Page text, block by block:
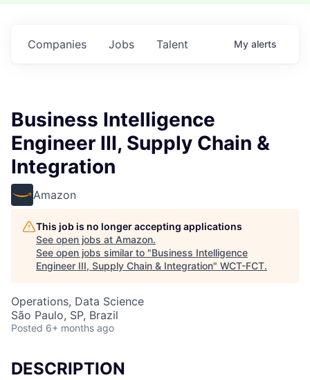
Jobs
Companies Talent My alerts
Business Intelligence
Engineer III, Supply Chain &
Integration
Amazon
This job is no longer accepting applications
See open jobs at Amazon.
See open jobs similar to "Business Intelligence
Engineer III, Supply Chain & Integration" WCT-FCT.
Operations, Data Science
São Paulo, SP, Brazil
Posted 6+ months ago
DESCRIPTION